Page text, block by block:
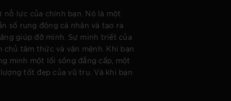
nỗ lực của chính bạn. Nó là một
số rung động cá nhân và tạo ra
giúp đỡ mình. Sự minh triết của
tâm thức và vận mệnh. Khi bạn
minh một lối sống đẳng cấp, một
tốt đẹp của vũ trụ. Và khi bạn